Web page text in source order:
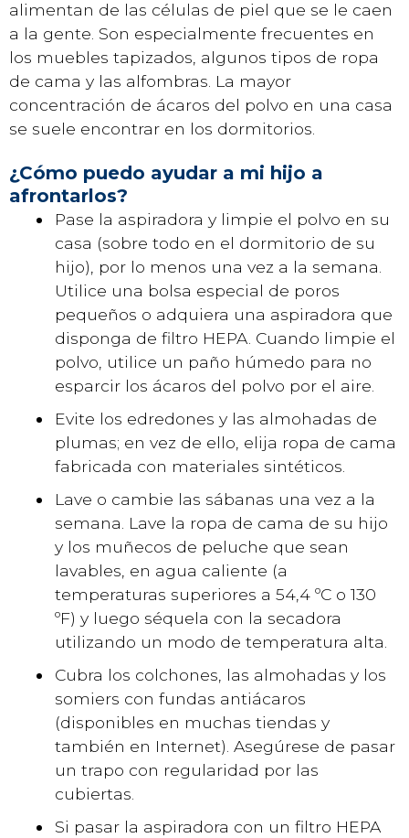
alimentan de las células de piel que se le caen
a la gente. Son especialmente frecuentes en
los muebles tapizados, algunos tipos de ropa
de cama y las alfombras. La mayor
concentración de ácaros del polvo en una casa
se suele encontrar en los dormitorios.
¿Cómo puedo ayudar a mi hijo a
afrontarlos?
Pase la aspiradora y limpie el polvo en su
casa (sobre todo en el dormitorio de su
hijo), por lo menos una vez a la semana.
Utilice una bolsa especial de poros
pequeños o adquiera una aspiradora que
disponga de filtro HEPA. Cuando limpie el
polvo, utilice un paño húmedo para no
esparcir los ácaros del polvo por el aire.
Evite los edredones y las almohadas de
plumas; en vez de ello, elija ropa de cama
fabricada con materiales sintéticos.
Lave o cambie las sábanas una vez a la
semana. Lave la ropa de cama de su hijo
y los muñecos de peluche que sean
lavables, en agua caliente (a
temperaturas superiores a 54,4 ºC o 130
ºF) y luego séquela con la secadora
utilizando un modo de temperatura alta.
Cubra los colchones, las almohadas y los
somiers con fundas antiácaros
(disponibles en muchas tiendas y
también en Internet). Asegúrese de pasar
un trapo con regularidad por las
cubiertas.
Si pasar la aspiradora con un filtro HEPA